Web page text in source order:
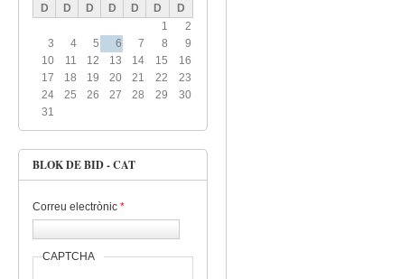
D D D D D D
D
1
2
3
4 5 6 7 8
9
10
11 12 13 14 15
16
17
18 19 20 21 22
23
24
25 26 27 28 29
30
31
BLOK DE BID - CAT
Correu electrònic *
CAPTCHA